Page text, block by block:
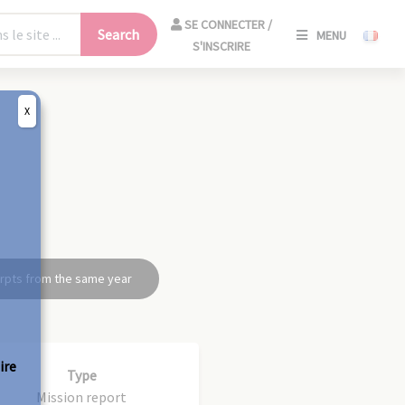
Search
SE CONNECTER /
S'INSCRIRE
MENU
from the same year
Type
Mission report
X